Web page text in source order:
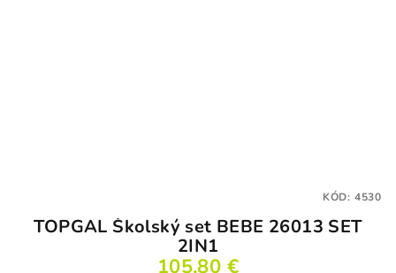
TOPGAL Školský set BEBE 26013 SET
2IN1
105,80 €
KÓD: 4530